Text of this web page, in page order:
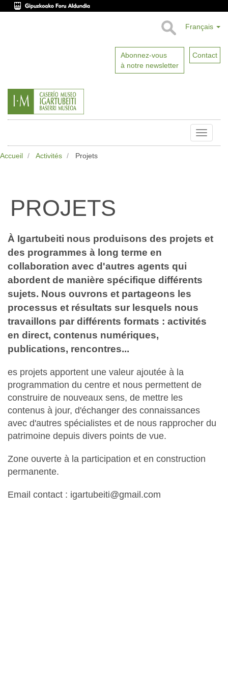
Français
Abonnez-vous
à notre newsletter
Contact
Toggle
Accueil Activités Projets
PROJETS
À Igartubeiti nous produisons des projets et
des programmes à long terme en
collaboration avec d'autres agents qui
abordent de manière spécifique différents
sujets. Nous ouvrons et partageons les
processus et résultats sur lesquels nous
travaillons par différents formats : activités
en direct, contenus numériques,
publications, rencontres...
es projets apportent une valeur ajoutée à la
programmation du centre et nous permettent de
construire de nouveaux sens, de mettre les
contenus à jour, d'échanger des connaissances
avec d'autres spécialistes et de nous rapprocher du
patrimoine depuis divers points de vue.
Zone ouverte à la participation et en construction
permanente.
Email contact : igartubeiti@gmail.com